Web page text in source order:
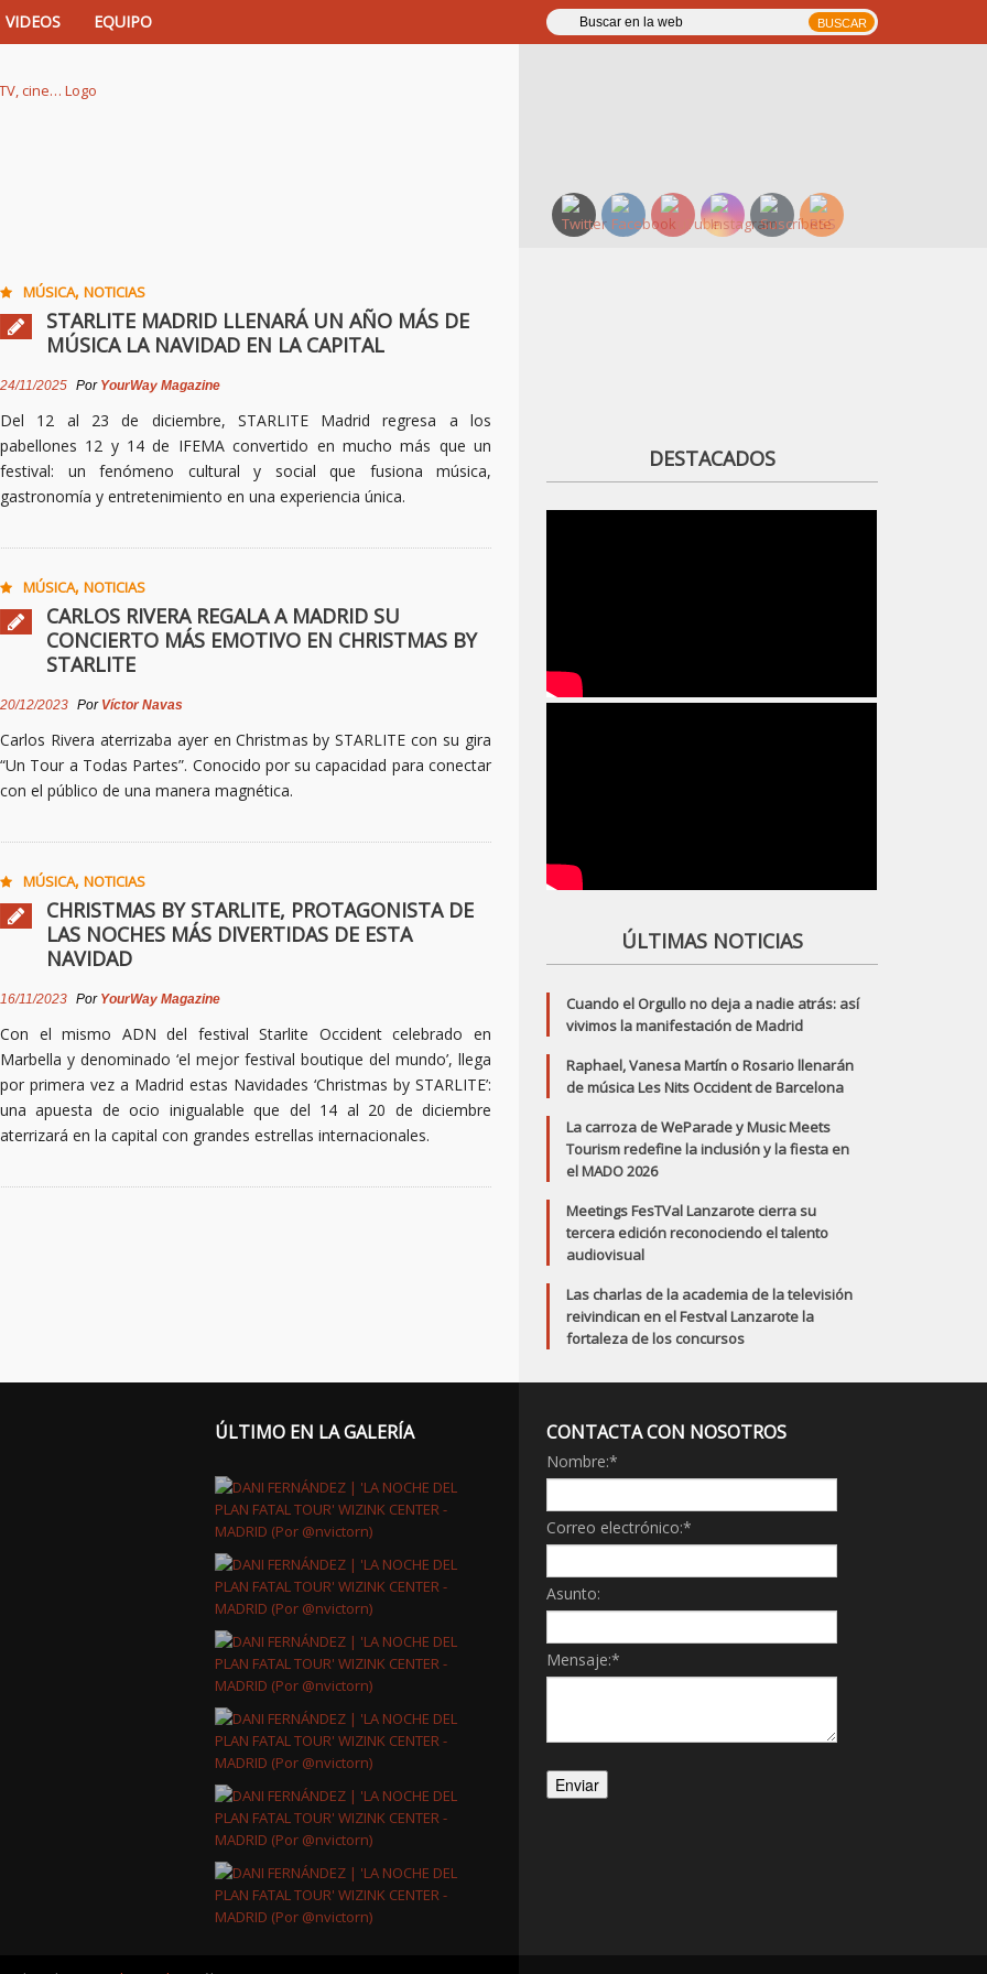
VIDEOS EQUIPO
MÚSICA, NOTICIAS
STARLITE MADRID LLENARÁ UN AÑO MÁS DE
MÚSICA LA NAVIDAD EN LA CAPITAL
24/11/2025 Por YourWay Magazine
Del 12 al 23 de diciembre, STARLITE Madrid regresa a los
pabellones 12 y 14 de IFEMA convertido en mucho más que un
festival: un fenómeno cultural y social que fusiona música,
gastronomía y entretenimiento en una experiencia única.
MÚSICA, NOTICIAS
CARLOS RIVERA REGALA A MADRID SU
CONCIERTO MÁS EMOTIVO EN CHRISTMAS BY
STARLITE
20/12/2023 Por Víctor Navas
Carlos Rivera aterrizaba ayer en Christmas by STARLITE con su gira
“Un Tour a Todas Partes”. Conocido por su capacidad para conectar
con el público de una manera magnética.
MÚSICA, NOTICIAS
CHRISTMAS BY STARLITE, PROTAGONISTA DE
LAS NOCHES MÁS DIVERTIDAS DE ESTA
NAVIDAD
16/11/2023 Por YourWay Magazine
Con el mismo ADN del festival Starlite Occident celebrado en
Marbella y denominado ‘el mejor festival boutique del mundo’, llega
por primera vez a Madrid estas Navidades ‘Christmas by STARLITE’:
una apuesta de ocio inigualable que del 14 al 20 de diciembre
aterrizará en la capital con grandes estrellas internacionales.
DESTACADOS
ÚLTIMAS NOTICIAS
Cuando el Orgullo no deja a nadie atrás: así
vivimos la manifestación de Madrid
Raphael, Vanesa Martín o Rosario llenarán
de música Les Nits Occident de Barcelona
La carroza de WeParade y Music Meets
Tourism redefine la inclusión y la fiesta en
el MADO 2026
Meetings FesTVal Lanzarote cierra su
tercera edición reconociendo el talento
audiovisual
Las charlas de la academia de la televisión
reivindican en el Festval Lanzarote la
fortaleza de los concursos
ÚLTIMO EN LA GALERÍA CONTACTA CON NOSOTROS
Nombre:*
Correo electrónico:*
Asunto:
Mensaje:*